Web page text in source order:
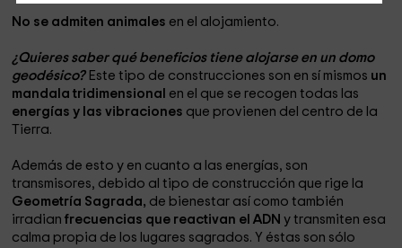
No se admiten animales en el alojamiento.
¿Quieres saber qué beneficios tiene alojarse en un domo
geodésico?Este tipo de construcciones son en sí mismos un
mandala tridimensional en el que se recogen todas las
energías y las vibraciones que provienen del centro de la
Tierra.
Además de esto y en cuanto a las energías, son
transmisores, debido al tipo de construcción que rige la
Geometría Sagrada, de bienestar así como también
irradian frecuencias que reactivan el ADN y transmiten esa
calma propia de los lugares sagrados. Y éstas son sólo